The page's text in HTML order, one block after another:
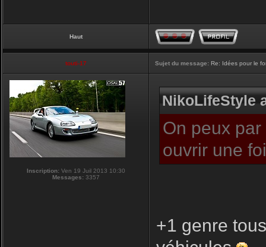
Haut
touti-17 Sujet du message: Re: Idées pour le
Inscription: Ven 19 Juil 2013 10:30
Messages: 3357
NikoLifeStyle
On peux
ouvrir une
+1 genre